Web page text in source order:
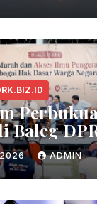
Baleg
Itu
2026 ADMIN